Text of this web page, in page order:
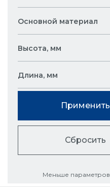
Основной материал
Высота, мм
Длина, мм
Применить
Сбросить
Меньше параметров